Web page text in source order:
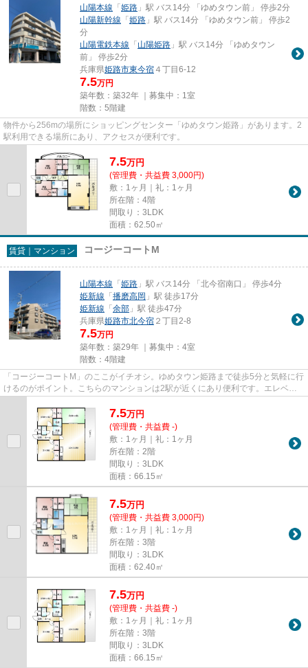
山陽本線 「姫路 」駅 バス14分 「ゆめタウン前」 停歩2分
山陽新幹線 「姫路 」駅 バス14分 「ゆめタウン前」 停歩2
分
山陽電鉄本線 「山陽姫路 」駅 バス14分 「ゆめタウン
前」 停歩2分
兵庫県姫路市東今宿 ４丁目6-12
7.5万円
築年数：築32年 ｜募集中： 1室
階数：5階建
物件から256mの場所にショッピングセンター「ゆめタウン姫路」があります。2
駅利用できる場所にあり、アクセスが便利です。
7.5万円
(管理費・共益費 3,000円)
敷：1ヶ月｜礼：1ヶ月
所在階：4階
間取り：3LDK
面積：62.50㎡
賃貸｜マンション コージーコートM
山陽本線 「姫路 」駅 バス14分 「北今宿南口」 停歩4分
姫新線 「播磨高岡 」駅 徒歩17分
姫新線 「余部 」駅 徒歩47分
兵庫県姫路市北今宿 ２丁目2-8
7.5万円
築年数：築29年 ｜募集中： 4室
階数：4階建
「コージーコートM」のここがイチオシ。ゆめタウン姫路まで徒歩5分と気軽に行
けるのがポイント。こちらのマンションは2駅が近くにあり便利です。エレベー
ター付きの物件です。当社スタ...
7.5万円
(管理費・共益費 -)
敷：1ヶ月｜礼：1ヶ月
所在階：2階
間取り：3LDK
面積：66.15㎡
7.5万円
(管理費・共益費 3,000円)
敷：1ヶ月｜礼：1ヶ月
所在階：3階
間取り：3LDK
面積：62.40㎡
7.5万円
(管理費・共益費 -)
敷：1ヶ月｜礼：1ヶ月
所在階：3階
間取り：3LDK
面積：66.15㎡